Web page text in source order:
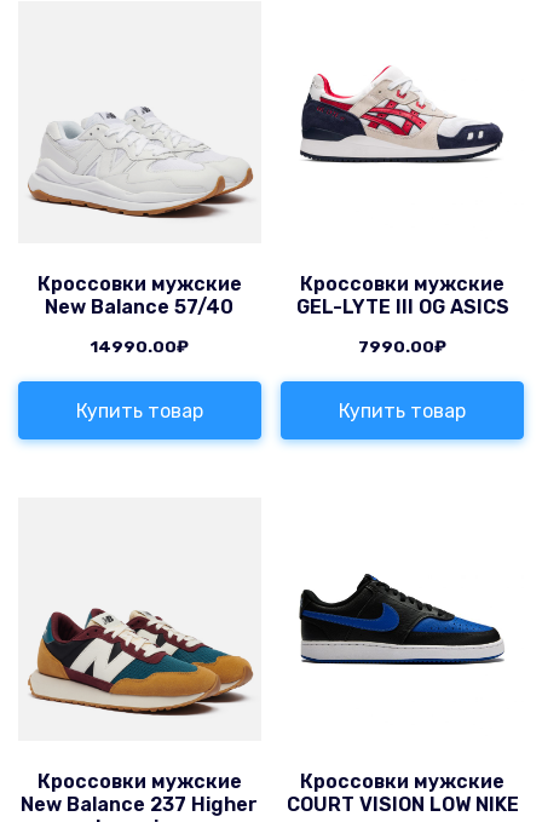
Кроссовки мужские
New Balance 57/40
14990.00₽
Купить товар
Кроссовки мужские
GEL-LYTE III OG ASICS
7990.00₽
Купить товар
Кроссовки мужские
New Balance 237 Higher
Кроссовки мужские
COURT VISION LOW NIKE